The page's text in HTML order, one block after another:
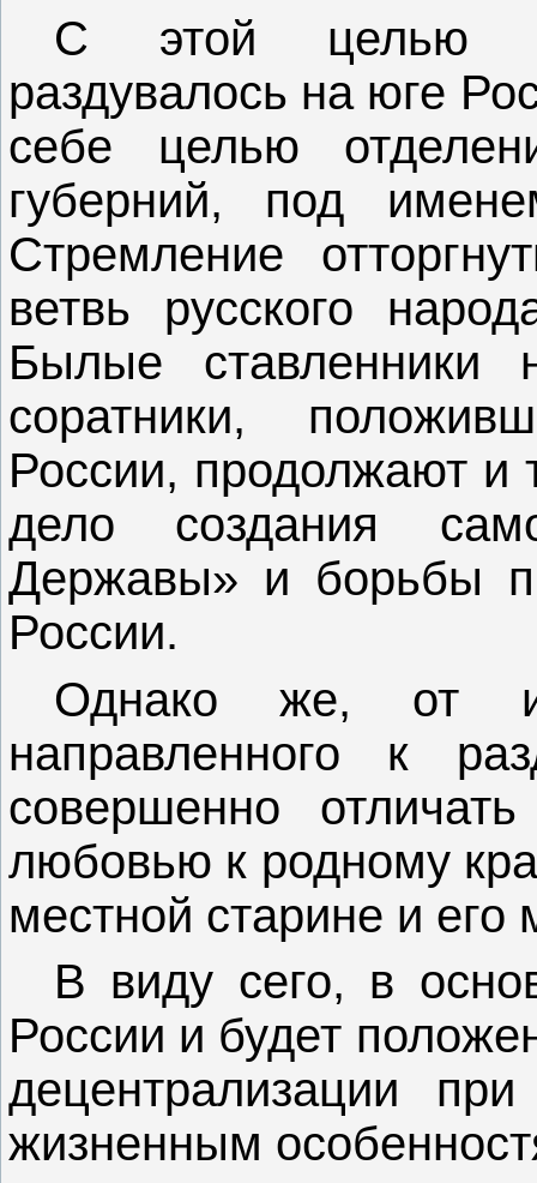
С этой целью
раздувалось на юге
себе целью
губерний, под
Стремление
ветвь русского
Былые
соратники,
России, продолжают и
дело создания
Державы» и борьбы
России.
Однако же, от
направленного к
совершенно
любовью к родному
местной старине и
В виду сего, в
России и будет
децентрализации
жизненным